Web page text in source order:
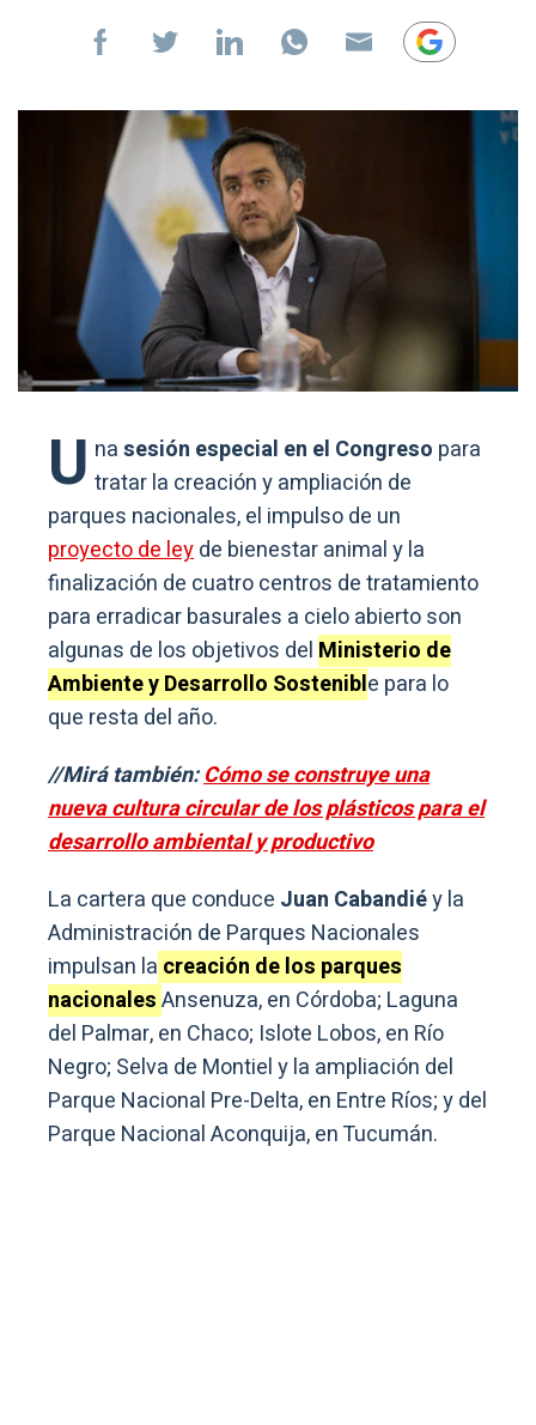
U nasesión especial en el Congreso para
tratar la creación y ampliación de
parques nacionales, el impulso de un
proyecto de leyde bienestar animal y la
finalización de cuatro centros de tratamiento
para erradicar basurales a cielo abierto son
algunas de los objetivos del Ministerio de
Ambiente y Desarrollo Sostenible para lo
que resta del año.
//Mirá también:Cómo se construye una
nueva cultura circular de los plásticos para el
desarrollo ambiental y productivo
La cartera que conduce Juan Cabandiéy la
Administración de Parques Nacionales
impulsan la creación de los parques
nacionalesAnsenuza, en Córdoba; Laguna
del Palmar, en Chaco; Islote Lobos, en Río
Negro; Selva de Montiel y la ampliación del
Parque Nacional Pre-Delta, en Entre Ríos; y del
Parque Nacional Aconquija, en Tucumán.